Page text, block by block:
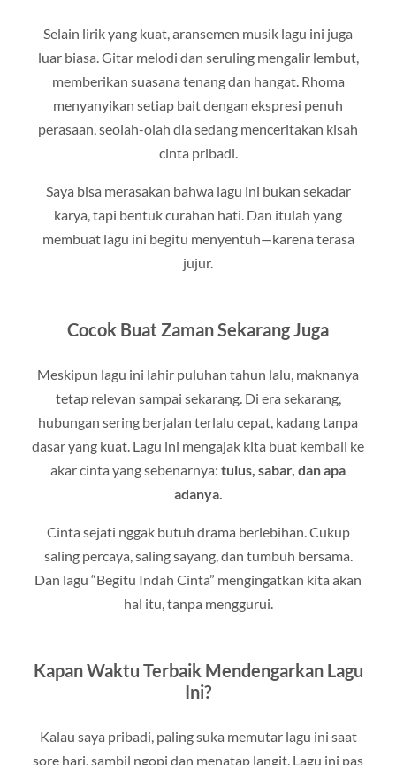
Selain lirik yang kuat, aransemen musik lagu ini juga
luar biasa. Gitar melodi dan seruling mengalir lembut,
memberikan suasana tenang dan hangat. Rhoma
menyanyikan setiap bait dengan ekspresi penuh
perasaan, seolah-olah dia sedang menceritakan kisah
cinta pribadi.
Saya bisa merasakan bahwa lagu ini bukan sekadar
karya, tapi bentuk curahan hati. Dan itulah yang
membuat lagu ini begitu menyentuh—karena terasa
jujur.
Cocok Buat Zaman Sekarang Juga
Meskipun lagu ini lahir puluhan tahun lalu, maknanya
tetap relevan sampai sekarang. Di era sekarang,
hubungan sering berjalan terlalu cepat, kadang tanpa
dasar yang kuat. Lagu ini mengajak kita buat kembali ke
akar cinta yang sebenarnya: tulus, sabar, dan apa
adanya.
Cinta sejati nggak butuh drama berlebihan. Cukup
saling percaya, saling sayang, dan tumbuh bersama.
Dan lagu “Begitu Indah Cinta” mengingatkan kita akan
hal itu, tanpa menggurui.
Kapan Waktu Terbaik Mendengarkan Lagu
Ini?
Kalau saya pribadi, paling suka memutar lagu ini saat
sore hari, sambil ngopi dan menatap langit. Lagu ini pas